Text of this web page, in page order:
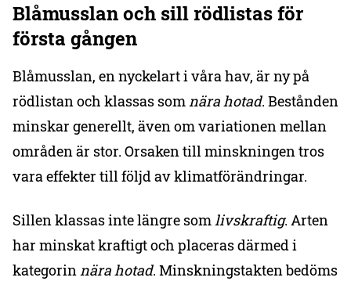
Blåmusslan och sill rödlistas för
första gången
Blåmusslan, en nyckelart i våra hav, är ny på
rödlistan och klassas somnära hotad. Bestånden
minskar generellt, även om variationen mellan
områden är stor. Orsaken till minskningen tros
vara effekter till följd av klimatförändringar.
Sillen klassas inte längre somlivskraftig. Arten
har minskat kraftigt och placeras därmed i
kategorinnära hotad. Minskningstakten bedöms